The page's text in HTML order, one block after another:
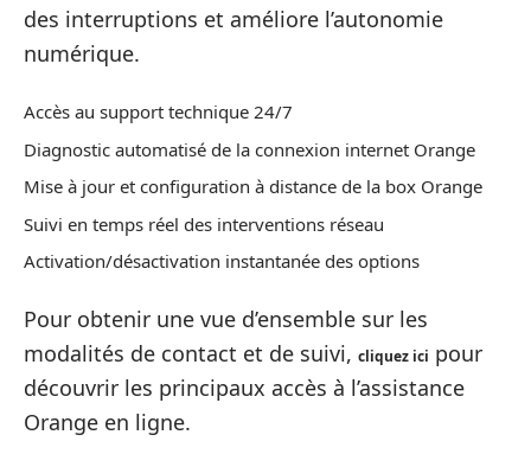
des interruptions et améliore l’autonomie
numérique.
Accès au support technique 24/7
Diagnostic automatisé de la connexion internet Orange
Mise à jour et configuration à distance de la box Orange
Suivi en temps réel des interventions réseau
Activation/désactivation instantanée des options
Pour obtenir une vue d’ensemble sur les
modalités de contact et de suivi, cliquez ici pour
découvrir les principaux accès à l’assistance
Orange en ligne.